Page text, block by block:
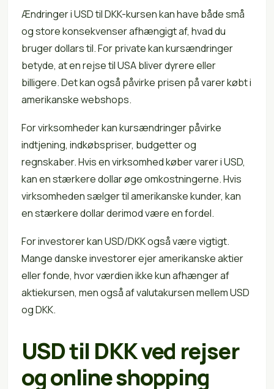
Ændringer i USD til DKK-kursen kan have både små
og store konsekvenser afhængigt af, hvad du
bruger dollars til. For private kan kursændringer
betyde, at en rejse til USA bliver dyrere eller
billigere. Det kan også påvirke prisen på varer købt i
amerikanske webshops.
For virksomheder kan kursændringer påvirke
indtjening, indkøbspriser, budgetter og
regnskaber. Hvis en virksomhed køber varer i USD,
kan en stærkere dollar øge omkostningerne. Hvis
virksomheden sælger til amerikanske kunder, kan
en stærkere dollar derimod være en fordel.
For investorer kan USD/DKK også være vigtigt.
Mange danske investorer ejer amerikanske aktier
eller fonde, hvor værdien ikke kun afhænger af
aktiekursen, men også af valutakursen mellem USD
og DKK.
USD til DKK ved rejser
og online shopping